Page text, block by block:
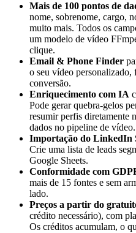
Mais de 100 pontos de
nome, sobrenome, cargo,
muito mais. Todos os
um modelo de vídeo
clique.
Email & Phone Finder
o seu vídeo personalizado,
conversão.
Enriquecimento com IA
Pode gerar quebra-gelos
resumir perfis diretamente
dados no pipeline de vídeo.
Importação do LinkedIn
Crie uma lista de leads
Google Sheets.
Conformidade com
mais de 15 fontes e sem
lado.
Preços a partir do
crédito necessário), com
Os créditos acumulam, o